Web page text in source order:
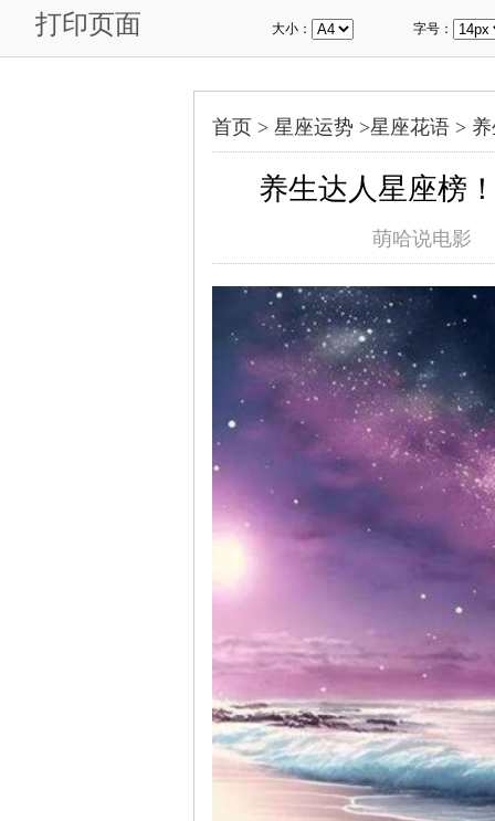
打印页面 大小： 字号：
首页 > 星座运势 >星座花语 >
养生达人星座榜
萌哈说电影